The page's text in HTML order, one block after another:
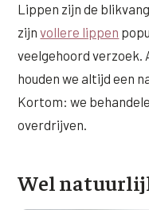
Wangen
Kaaklijn
Hals
Handen
Saypha Volume Plus
Sculptra (collageen
Silhouette Soft
Teosyal Redensity
Epionce huidverzorging
Volume Verlies Profiel
Atletisch verouderings
Digitale Nek Profiel
Lippen zijn de
zijnvollere lippen
veelgehoord verzoek.
houden we altijd een
Kortom: we
overdrijven.
Wel